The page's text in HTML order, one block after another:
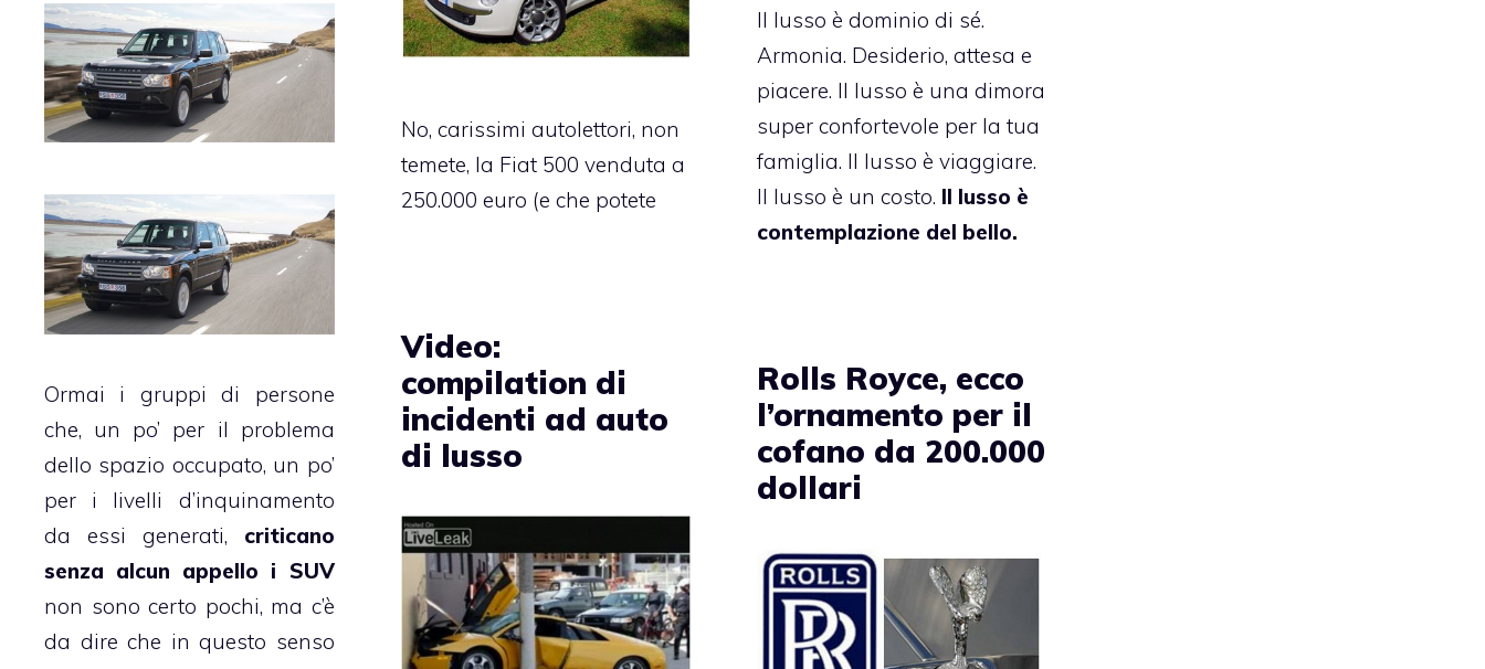
Il lusso è dominio di sé.
Armonia. Desiderio, attesa e
piacere. Il lusso è una dimora
super confortevole per la tua
famiglia. Il lusso è viaggiare.
Il lusso è un costo. Il lusso è
contemplazione del bello.
No, carissimi autolettori, non
temete, la Fiat 500 venduta a
250.000 euro (e che potete
Ormai i gruppi di persone
che, un po’ per il problema
dello spazio occupato, un po’
per i livelli d’inquinamento
da essi generati, criticano
senza alcun appello i SUV
non sono certo pochi, ma c’è
da dire che in questo senso
Video:
compilation di
incidenti ad auto
di lusso
Rolls Royce, ecco
l’ornamento per il
cofano da 200.000
dollari